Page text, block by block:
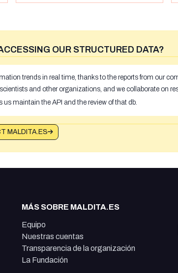
OUR STRUCTURED DATA?
trends in real time, thanks to the reports from our
and other organizations, and we collaborate on
maintain the API and the review of that db.
MALDITA.ES
MÁS SOBRE MALDITA.ES
Equipo
Nuestras cuentas
Transparencia de la organización
La Fundación